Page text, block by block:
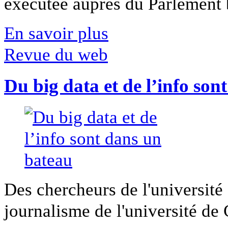
En savoir plus
Revue du web
Du big data et de l’info
Des chercheurs de
journalisme de l'université